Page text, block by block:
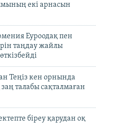
екі арнасын
Еуроодақ пен
таңдау жайлы
Теңіз кен орнында
талабы сақталмаған
біреу қарудан оқ